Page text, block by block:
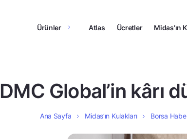
Ürünler Atlas Ücretler Midas’ın
DMC Global’in kârı
Ana Sayfa Midas’ın Kulakları Borsa